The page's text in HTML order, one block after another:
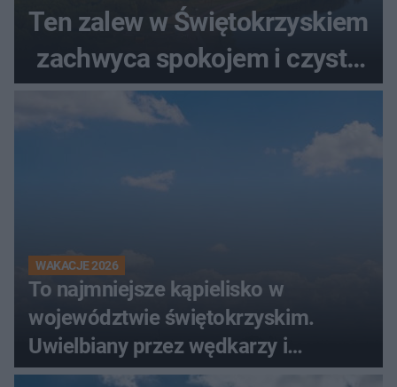
Ten zalew w Świętokrzyskiem
zachwyca spokojem i czystą
wodą
WAKACJE 2026
To najmniejsze kąpielisko w
województwie świętokrzyskim.
Uwielbiany przez wędkarzy i
turystów